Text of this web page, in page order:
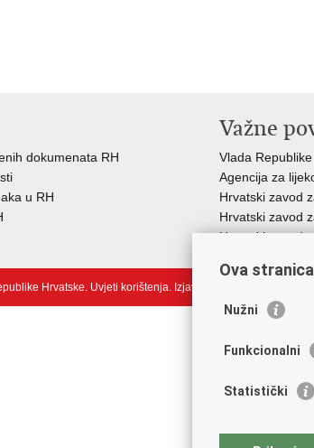
dokumenata RH
u RH
Važne
Vlada
Agencija za
Hrvatski zavod
Hrvatski zavod
Hrvatski zavod
Hrvatske. Uvjeti korištenja. Izjava o pristupačnosti
Ova
Nužni
Funkcionalni
Statistički